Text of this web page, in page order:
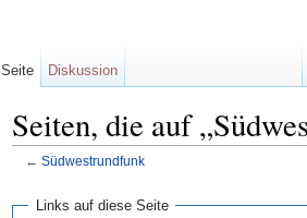
Seiten, die auf
← Südwestrundfunk
Links auf diese Seite
Seite Diskussion